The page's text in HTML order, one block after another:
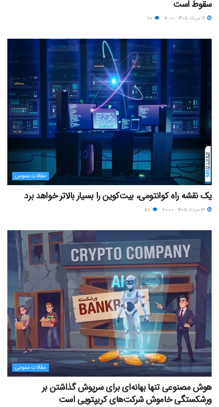
سقوط است
مقالات عمومی
یک نقشه راه کوانتومی، بیت‌کوین را بسیار بالاتر خواهد برد
مقالات عمومی
هوش مصنوعی تنها بهانه‌ای برای سرپوش گذاشتن بر
ورشکستگی خاموش شرکت‌های کریپتویی است